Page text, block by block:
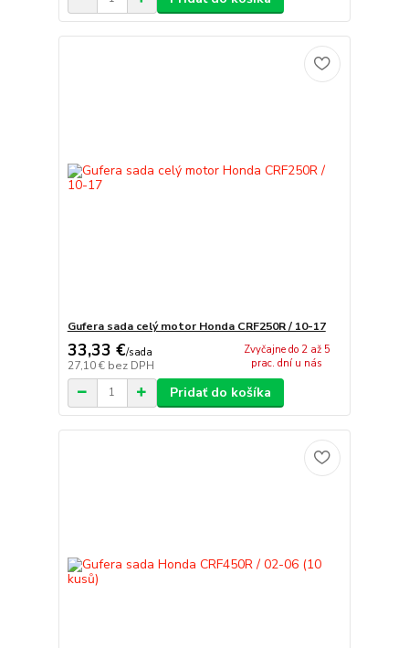
Gufera sada celý motor Honda CRF250R / 10-17
33,33 €/sada
27,10 € bez DPH
Zvyčajne do 2 až 5
prac. dní u nás
Pridať do košíka